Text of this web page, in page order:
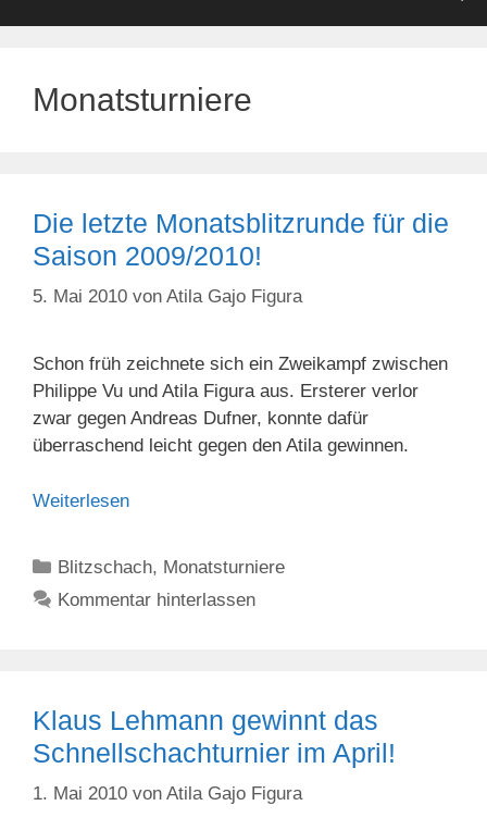
Monatsturniere
Die letzte Monatsblitzrunde für die
Saison 2009/2010!
5. Mai 2010 von Atila Gajo Figura
Schon früh zeichnete sich ein Zweikampf zwischen
Philippe Vu und Atila Figura aus. Ersterer verlor
zwar gegen Andreas Dufner, konnte dafür
überraschend leicht gegen den Atila gewinnen.
Weiterlesen
Kategorien
Blitzschach, Monatsturniere
Kommentar hinterlassen
Klaus Lehmann gewinnt das
Schnellschachturnier im April!
1. Mai 2010 von Atila Gajo Figura